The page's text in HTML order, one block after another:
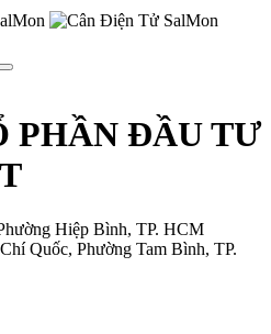
PHẦN ĐẦU TƯ
Hiệp Bình, TP. HCM
Quốc, Phường Tam Bình, TP.